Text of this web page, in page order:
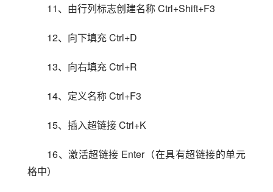
11、由行列标志创建名称 Ctrl+Shift+F3
12、向下填充 Ctrl+D
13、向右填充 Ctrl+R
14、定义名称 Ctrl+F3
15、插入超链接 Ctrl+K
16、激活超链接 Enter（在具有超链接的单元
格中）